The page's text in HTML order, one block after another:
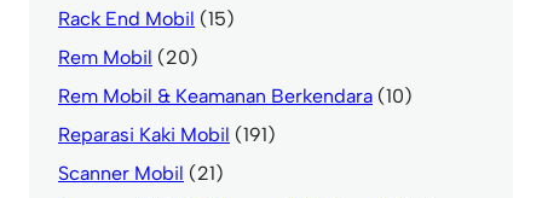
Rack End Mobil (15)
Rem Mobil (20)
Rem Mobil & Keamanan Berkendara (10)
Reparasi Kaki Mobil (191)
Scanner Mobil (21)